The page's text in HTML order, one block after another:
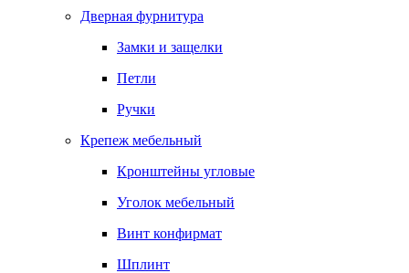
Дверная фурнитура
Замки и защелки
Петли
Ручки
Крепеж мебельный
Кронштейны угловые
Уголок мебельный
Винт конфирмат
Шплинт